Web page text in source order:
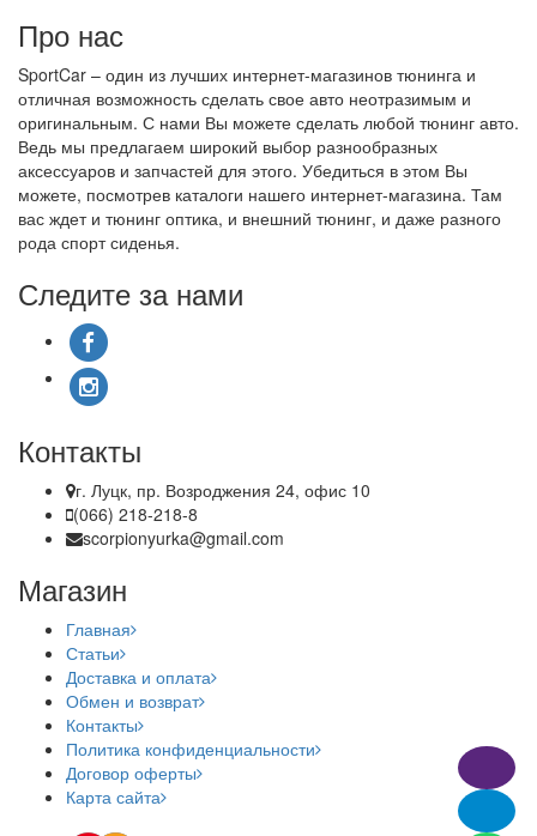
Про нас
SportCar – один из лучших интернет-магазинов тюнинга и
отличная возможность сделать свое авто неотразимым и
оригинальным. С нами Вы можете сделать любой тюнинг авто.
Ведь мы предлагаем широкий выбор разнообразных
аксессуаров и запчастей для этого. Убедиться в этом Вы
можете, посмотрев каталоги нашего интернет-магазина. Там
вас ждет и тюнинг оптика, и внешний тюнинг, и даже разного
рода спорт сиденья.
Следите за нами
Контакты
г. Луцк, пр. Возроджения 24, офис 10
(066) 218-218-8
scorpionyurka@gmail.com
Магазин
Главная
Статьи
Доставка и оплата
Обмен и возврат
Контакты
Политика конфиденциальности
Договор оферты
Карта сайта